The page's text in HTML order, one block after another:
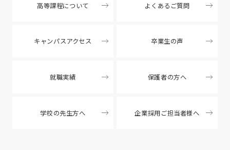
高等課程について よくあるご質問
キャンパスアクセス 卒業生の声
就職実績 保護者の方へ
学校の先生方へ 企業採用ご担当者様へ